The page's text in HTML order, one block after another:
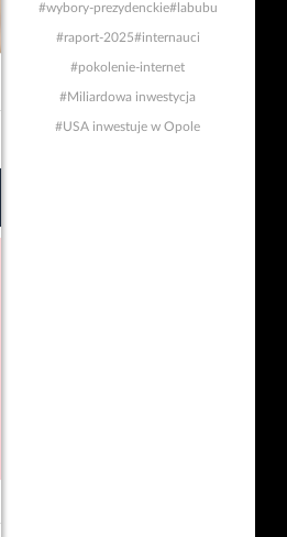
#wybory-prezydenckie#labubu
#raport-2025#internauci
#pokolenie-internet
#Miliardowa inwestycja
#USA inwestuje w Opole